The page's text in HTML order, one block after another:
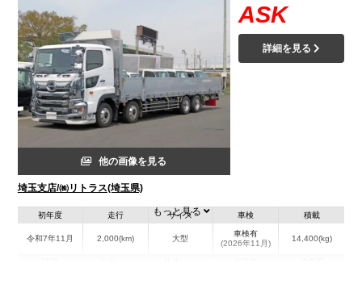
他の画像を見る
埼玉支店/㈱リトラス(埼玉県)
ASK
詳細を見る
初年度
令和7年11月
走行
2,000(km)
サイズ
大型
車検
車検有
(2026年11月)
積載
14,400(kg)
もっと見る